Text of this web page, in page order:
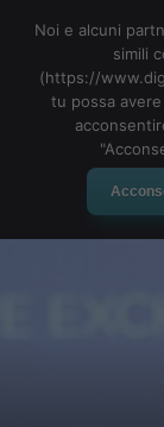
Noi e alcuni
simili
(https://
tu possa